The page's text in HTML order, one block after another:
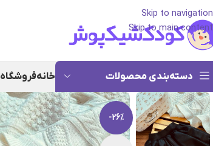
Skip to navigation
Skip to main content
دسته‌بندی محصولات خانهفروشگاه
-26%